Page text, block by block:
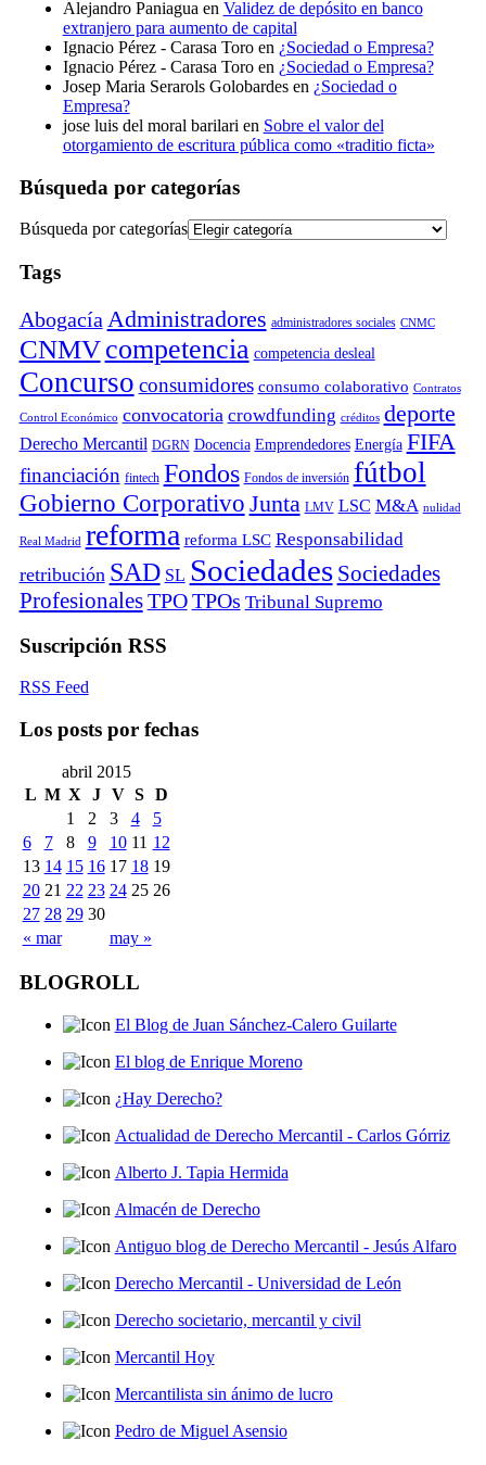
Alejandro Paniagua en Validez de depósito en banco
extranjero para aumento de capital
Ignacio Pérez - Carasa Toroen ¿Sociedad o Empresa?
Ignacio Pérez - Carasa Toroen ¿Sociedad o Empresa?
Josep Maria Serarols Golobardesen ¿Sociedad o
Empresa?
jose luis del moral barilari en Sobre el valor del
otorgamiento de escritura pública como «traditio ficta»
Búsqueda por categorías
Búsqueda por categorías
Tags
Abogacía Administradores administradores sociales CNMC
CNMV competencia competencia desleal
Concurso consumidores consumo colaborativo Contratos
Control Económico convocatoria crowdfunding créditos deporte
Derecho Mercantil DGRN Docencia Emprendedores Energía FIFA
financiación fintech Fondos Fondos de inversión fútbol
Gobierno Corporativo Junta LMV LSC M&A nulidad
Real Madrid reforma reforma LSC Responsabilidad
retribución SAD SL Sociedades Sociedades
Profesionales TPO TPOs Tribunal Supremo
Suscripción RSS
RSS Feed
Los posts por fechas
abril 2015
L M X J V S D
« mar may »
1 2 3 4
5
6
7 8 9 10 11 12
13 14 15 16 17 18 19
20 21 22 23 24 25 26
27 28 29 30
BLOGROLL
El Blog de Juan Sánchez-Calero Guilarte
El blog de Enrique Moreno
¿Hay Derecho?
Actualidad de Derecho Mercantil - Carlos Górriz
Alberto J. Tapia Hermida
Almacén de Derecho
Antiguo blog de Derecho Mercantil - Jesús Alfaro
Derecho Mercantil - Universidad de León
Derecho societario, mercantil y civil
Mercantil Hoy
Mercantilista sin ánimo de lucro
Pedro de Miguel Asensio